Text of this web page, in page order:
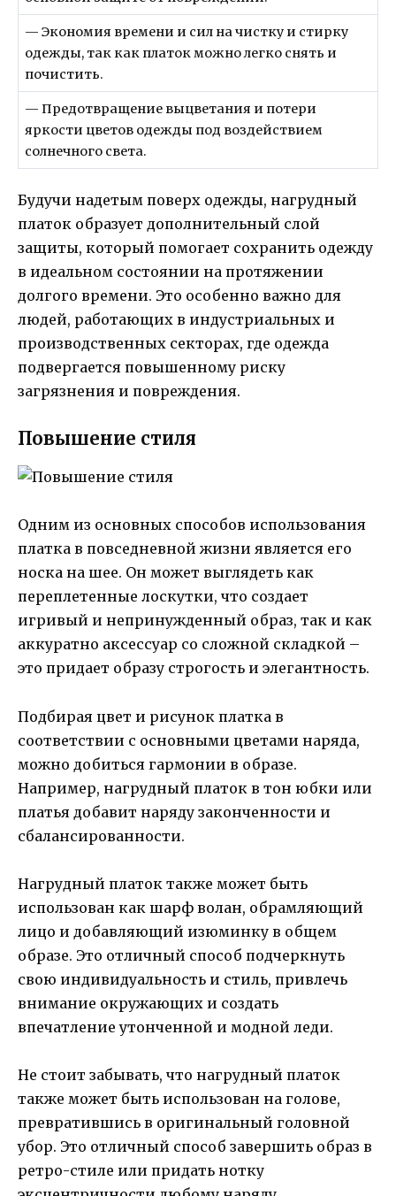
— Экономия времени и сил на чистку и стирку
одежды, так как платок можно легко снять и
почистить.
— Предотвращение выцветания и потери
яркости цветов одежды под воздействием
солнечного света.
Будучи надетым поверх одежды, нагрудный
платок образует дополнительный слой
защиты, который помогает сохранить одежду
в идеальном состоянии на протяжении
долгого времени. Это особенно важно для
людей, работающих в индустриальных и
производственных секторах, где одежда
подвергается повышенному риску
загрязнения и повреждения.
Повышение стиля
Одним из основных способов использования
платка в повседневной жизни является его
носка на шее. Он может выглядеть как
переплетенные лоскутки, что создает
игривый и непринужденный образ, так и как
аккуратно аксессуар со сложной складкой –
это придает образу строгость и элегантность.
Подбирая цвет и рисунок платка в
соответствии с основными цветами наряда,
можно добиться гармонии в образе.
Например, нагрудный платок в тон юбки или
платья добавит наряду законченности и
сбалансированности.
Нагрудный платок также может быть
использован как шарф волан, обрамляющий
лицо и добавляющий изюминку в общем
образе. Это отличный способ подчеркнуть
свою индивидуальность и стиль, привлечь
внимание окружающих и создать
впечатление утонченной и модной леди.
Не стоит забывать, что нагрудный платок
также может быть использован на голове,
превратившись в оригинальный головной
убор. Это отличный способ завершить образ в
ретро-стиле или придать нотку